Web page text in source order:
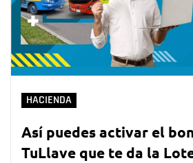
HACIENDA
Así puedes activar el
TuLlave que te da la